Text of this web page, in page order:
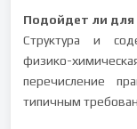
Подойдет ли для
Структура и
физико-
перечисление
типичным